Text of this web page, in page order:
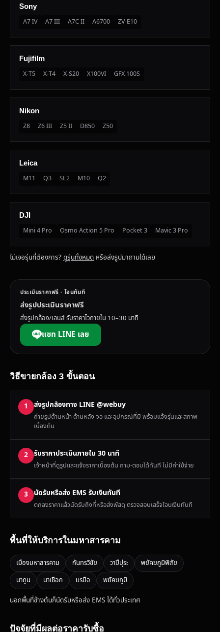
Sony
A7 IV A7 III A7C II A6700 ZV-E10
Fujifilm
X-T5 X-T4 X-S20 X100VI GFX 100S
Nikon
Z8 Z6 III Z5 II D850 Z50
Leica
M11 Q3 SL2 M10 Q2
DJI
Mini 4 Pro Osmo Action 5 Pro Pocket 3 Mavic 3 Pro
ไม่เจอรุ่นที่ต้องการ? ดูรุ่นทั้งหมด หรือส่งรูปมาถามได้เลย
ประเมินราคาฟรี · โอนทันที
ส่งรูปประเมินราคาฟรี
ส่งรูปกล้อง/เลนส์ รับราคาไวภายใน 10–30 นาที
แชท LINE เลย
วิธีขายกล้อง 3 ขั้นตอน
1 ส่งรูปกล้องทาง LINE @webuy
ถ่ายรูปด้านหน้า ด้านหลัง จอ และอุปกรณ์ที่มี พร้อมแจ้งรุ่นและสภาพ
เบื้องต้น
2 รับราคาประเมินภายใน 30 นาที
เจ้าหน้าที่ดูรูปและแจ้งราคาเบื้องต้น ถาม-ตอบได้ทันที ไม่มีค่าใช้จ่าย
3 นัดรับหรือส่ง EMS รับเงินทันที
ตกลงราคาแล้วนัดรับถึงที่หรือส่งพัสดุ ตรวจสอบเสร็จโอนเงินทันที
พื้นที่ให้บริการในมหาสารคาม
เมืองมหาสารคาม กันทรวิชัย วาปีปุระ
พยัคฆภูมิพิสัย
นาดูน
นาเชือก บรบือ พยัคฆภูมิ
นอกพื้นที่ข้างต้นก็นัดรับหรือส่ง EMS ได้ทั่วประเทศ
ปัจจัยที่มีผลต่อราคารับซื้อ